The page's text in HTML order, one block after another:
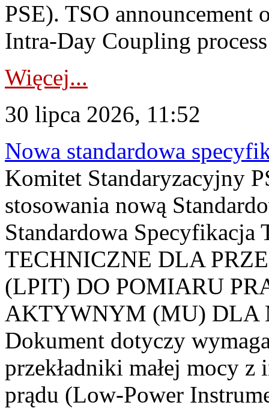
PSE). TSO announcement
Intra-Day Coupling
Więcej...
30 lipca 2026, 11:52
Nowa standardowa
Komitet Standaryzacyjny
stosowania nową
Standardowa
TECHNICZNE DLA
(LPIT) DO POMIARU
AKTYWNYM (MU) DLA
Dokument dotyczy
przekładniki małej mocy
prądu (Low-Power